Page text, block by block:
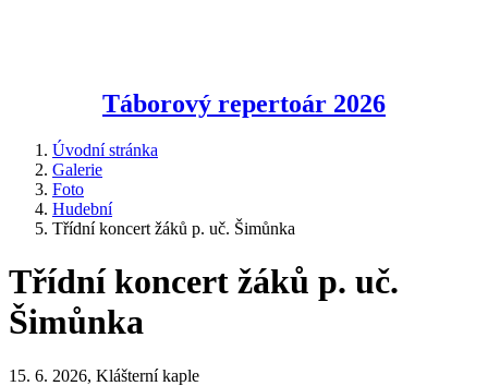
Táborový repertoár 2026
Úvodní stránka
Galerie
Foto
Hudební
Třídní koncert žáků p. uč. Šimůnka
Třídní koncert žáků p. uč.
Šimůnka
15. 6. 2026, Klášterní kaple